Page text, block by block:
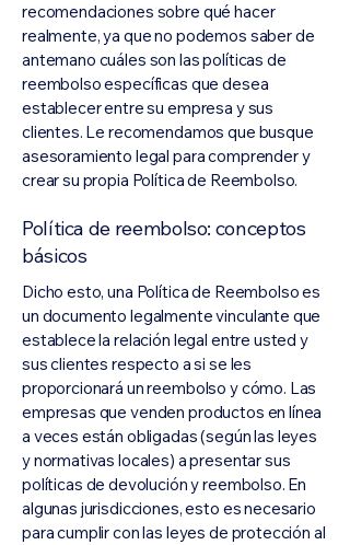
recomendaciones sobre qué hacer
realmente, ya que no podemos saber de
antemano cuáles son las políticas de
reembolso específicas que desea
establecer entre su empresa y sus
clientes. Le recomendamos que busque
asesoramiento legal para comprender y
crear su propia Política de Reembolso.
Política de reembolso: conceptos
básicos
Dicho esto, una Política de Reembolso es
un documento legalmente vinculante que
establece la relación legal entre usted y
sus clientes respecto a si se les
proporcionará un reembolso y cómo. Las
empresas que venden productos en línea
a veces están obligadas (según las leyes
y normativas locales) a presentar sus
políticas de devolución y reembolso. En
algunas jurisdicciones, esto es necesario
para cumplir con las leyes de protección al